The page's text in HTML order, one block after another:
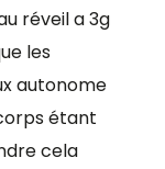
réveil a 3g
les
autonome
étant
cela